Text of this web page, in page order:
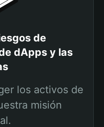
de
dApps y las
los activos de
misión